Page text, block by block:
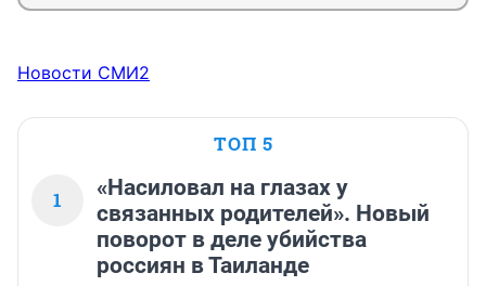
Новости СМИ2
ТОП 5
1
«Насиловал на глазах у
связанных родителей». Новый
поворот в деле убийства
россиян в Таиланде